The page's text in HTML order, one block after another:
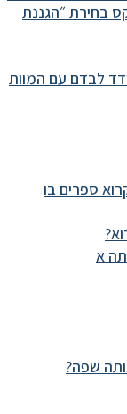
בחירת ״הגננת
לבדם עם המוות
ספרים בו
א
שפה?